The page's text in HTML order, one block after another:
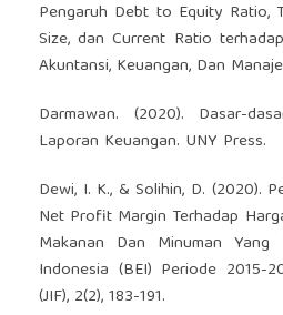
Pengaruh Debt to Equity Ratio,
Size, dan Current Ratio
Akuntansi, Keuangan, Dan
Darmawan. (2020). Dasar-
Laporan Keuangan. UNY Press.
Dewi, I. K., & Solihin, D. (2020).
Net Profit Margin Terhadap
Makanan Dan Minuman
Indonesia (BEI) Periode 2015-
(JIF), 2(2), 183-191.